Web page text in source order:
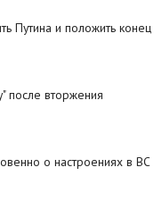
Путина и положить конец
после вторжения
о настроениях в ВС